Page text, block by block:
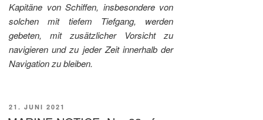
Kapitäne von Schiffen, insbesondere von
solchen mit tiefem Tiefgang, werden
gebeten, mit zusätzlicher Vorsicht zu
navigieren und zu jeder Zeit innerhalb der
Navigation zu bleiben.
VERÖFFENTLICHT
AM
21. JUNI 2021